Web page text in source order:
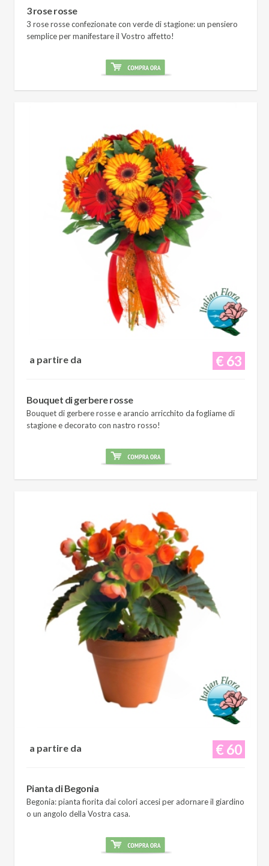
3 rose rosse
3 rose rosse confezionate con verde di stagione: un pensiero
semplice per manifestare il Vostro affetto!
€ 63
a partire da
Bouquet di gerbere rosse
Bouquet di gerbere rosse e arancio arricchito da fogliame di
stagione e decorato con nastro rosso!
€ 60
a partire da
Pianta di Begonia
Begonia: pianta fiorita dai colori accesi per adornare il giardino
o un angolo della Vostra casa.